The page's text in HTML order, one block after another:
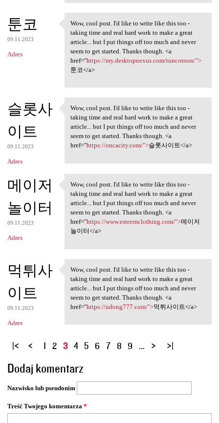
툰코
09.11.2023
Adres
Wow, cool post. I'd like to
Wow, cool post. I'd like to write like this too -
taking time and real hard work to make a great
article... but I put things off too much and never
seem to get started. Thanks though. <a
href="https://my.desktopnexus.com/tuncotoon/">
툰코</a>
슬롯사
이트
09.11.2023
Adres
Wow, cool post. I'd like to
Wow, cool post. I'd like to write like this too -
taking time and real hard work to make a great
article... but I put things off too much and never
seem to get started. Thanks though. <a
href="https://oncacity.com/">슬롯사이트</a>
메이저
놀이터
09.11.2023
Adres
Wow, cool post. I'd like to
Wow, cool post. I'd like to write like this too -
taking time and real hard work to make a great
article... but I put things off too much and never
seem to get started. Thanks though. <a
href="https://www.esteemclothing.com/">메이저
놀이터</a>
먹튀사
이트
09.11.2023
Adres
Wow, cool post. I'd like to
Wow, cool post. I'd like to write like this too -
taking time and real hard work to make a great
article... but I put things off too much and never
seem to get started. Thanks though. <a
href="https://udong777.com/">먹튀사이트</a>
S
r
o
y
1 2 3 4 5 6 7 8 9 …
Dodaj komentarz
Nazwisko lub pseudonim
Treść Twojego komentarza *